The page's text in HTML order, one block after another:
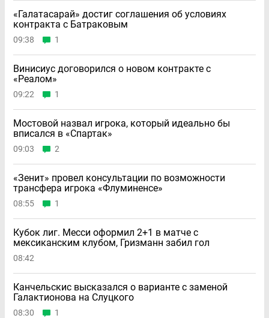
«Галатасарай» достиг соглашения об условиях
контракта с Батраковым
09:38 1
Винисиус договорился о новом контракте с
«Реалом»
09:22 1
Мостовой назвал игрока, который идеально бы
вписался в «Спартак»
09:03 2
«Зенит» провел консультации по возможности
трансфера игрока «Флуминенсе»
08:55 1
Кубок лиг. Месси оформил 2+1 в матче с
мексиканским клубом, Гризманн забил гол
08:42
Канчельскис высказался о варианте с заменой
Галактионова на Слуцкого
08:30 1